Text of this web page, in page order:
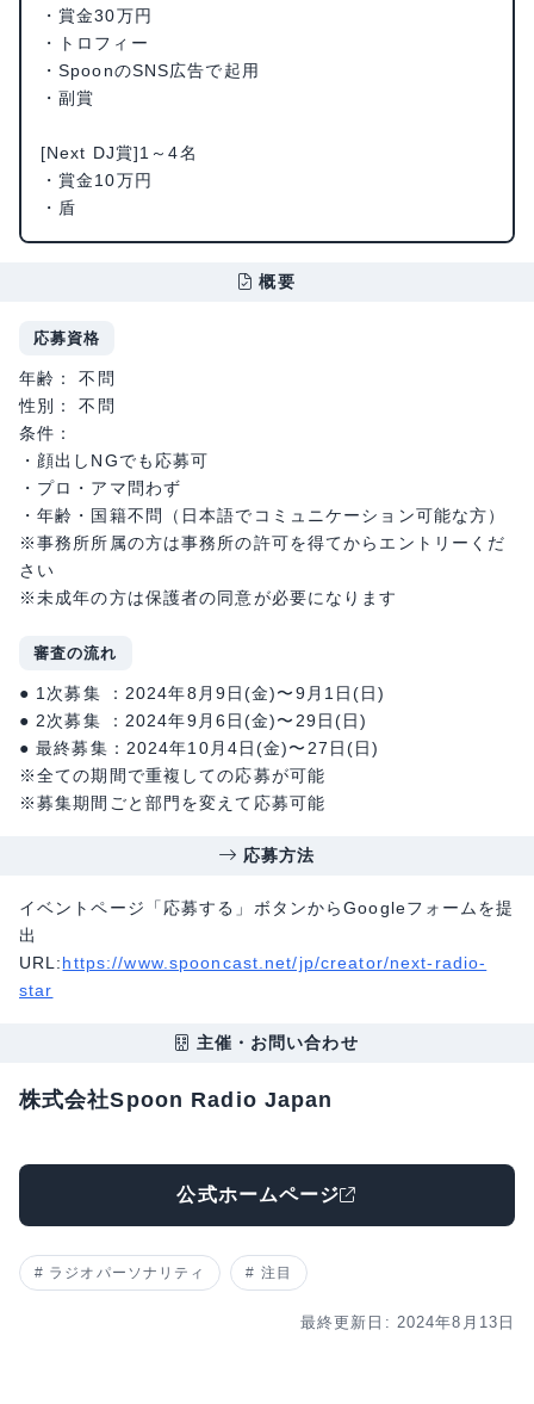
・賞金30万円
・トロフィー
・SpoonのSNS広告で起用
・副賞
[Next DJ賞]1～4名
・賞金10万円
・盾
概要
応募資格
年齢： 不問
性別： 不問
条件：
・顔出しNGでも応募可
・プロ・アマ問わず
・年齢・国籍不問（日本語でコミュニケーション可能な方）
※事務所所属の方は事務所の許可を得てからエントリーくだ
さい
※未成年の方は保護者の同意が必要になります
審査の流れ
● 1次募集 ：2024年8月9日(金)〜9月1日(日)
● 2次募集 ：2024年9月6日(金)〜29日(日)
● 最終募集：2024年10月4日(金)〜27日(日)
※全ての期間で重複しての応募が可能
※募集期間ごと部門を変えて応募可能
応募方法
イベントページ「応募する」ボタンからGoogleフォームを提
出
URL:https://www.spooncast.net/jp/creator/next-radio-
star
主催・お問い合わせ
株式会社Spoon Radio Japan
公式ホームページ
ラジオパーソナリティ 注目
最終更新日: 2024年8月13日